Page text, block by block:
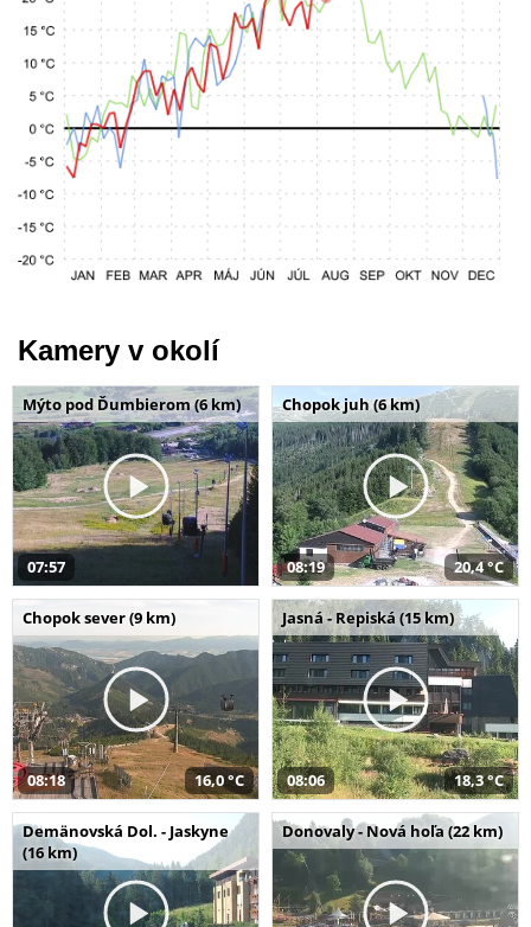
Kamery v okolí
Mýto pod Ďumbierom (6 km)
07:57
Chopok juh (6 km)
08:19 20,4 °C
Chopok sever (9 km)
08:18 16,0 °C
Jasná - Repiská (15 km)
08:06 18,3 °C
Demänovská Dol. - Jaskyne
(16 km)
Donovaly - Nová hoľa (22 km)